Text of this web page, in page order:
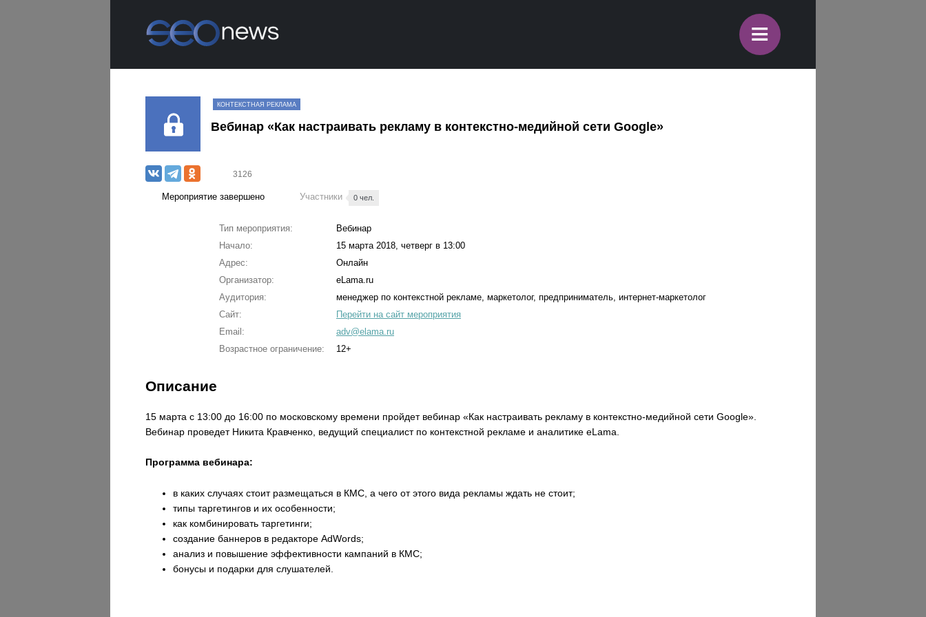
≡
КОНТЕКСТНАЯ РЕКЛАМА
Вебинар «Как настраивать рекламу в контекстно-медийной сети Google»
3126
Мероприятие завершено Участники 0 чел.
Тип мероприятия:
Вебинар
Начало:
15 марта 2018, четверг в 13:00
Адрес:
Онлайн
Организатор:
eLama.ru
Аудитория:
менеджер по контекстной рекламе, маркетолог, предприниматель, интернет-маркетолог
Сайт:
Перейти на сайт мероприятия
Email:
adv@elama.ru
Возрастное ограничение:
12+
Описание
15 марта с 13:00 до 16:00 по московскому времени пройдет вебинар «Как настраивать рекламу в контекстно-медийной сети Google».
Вебинар проведет Никита Кравченко, ведущий специалист по контекстной рекламе и аналитике eLama.
Программа вебинара:
в каких случаях стоит размещаться в КМС, а чего от этого вида рекламы ждать не стоит;
типы таргетингов и их особенности;
как комбинировать таргетинги;
создание баннеров в редакторе AdWords;
анализ и повышение эффективности кампаний в КМС;
бонусы и подарки для слушателей.